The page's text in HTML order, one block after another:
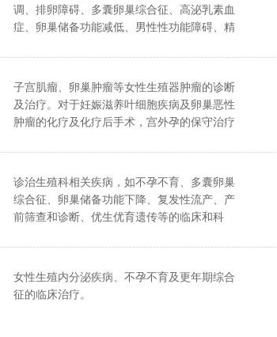
调、排卵障碍、多囊卵巢综合征、高泌乳素血
症、卵巢储备功能减低、男性性功能障碍、精
子宫肌瘤、卵巢肿瘤等女性生殖器肿瘤的诊断
及治疗。对于妊娠滋养叶细胞疾病及卵巢恶性
肿瘤的化疗及化疗后手术，宫外孕的保守治疗
妊娠的诊治有一定的建树。
诊治生殖科相关疾病，如不孕不育、多囊卵巢
综合征、卵巢储备功能下降、复发性流产、产
前筛查和诊断、优生优育遗传等的临床和科
女性生殖内分泌疾病、不孕不育及更年期综合
征的临床治疗。